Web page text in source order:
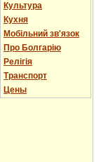
Культура
Кухня
Мобільний зв'язок
Про Болгарію
Релігія
Транспорт
Цены